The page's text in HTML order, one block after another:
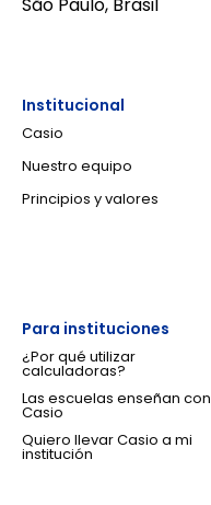
São Paulo, Brasil
Institucional
Casio
Nuestro equipo
Principios y valores
Para instituciones
¿Por qué utilizar
calculadoras?
Las escuelas enseñan con
Casio
Quiero llevar Casio a mi
institución